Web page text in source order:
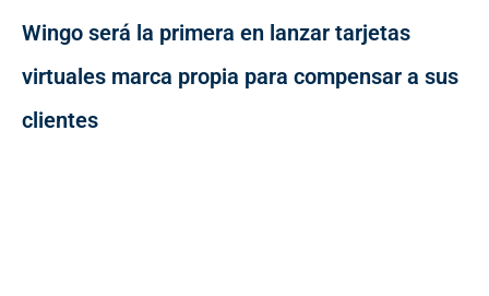
Wingo será la primera en lanzar tarjetas
virtuales marca propia para compensar a sus
clientes